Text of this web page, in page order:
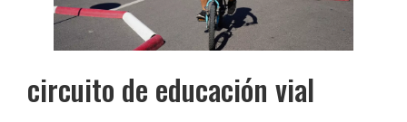
circuito de educación vial